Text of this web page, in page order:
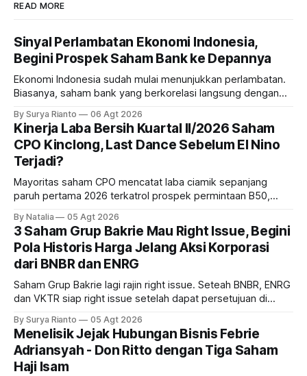
READ MORE
Sinyal Perlambatan Ekonomi Indonesia,
Begini Prospek Saham Bank ke Depannya
Ekonomi Indonesia sudah mulai menunjukkan perlambatan.
Biasanya, saham bank yang berkorelasi langsung dengan
bank ke depannya?
By Surya Rianto 06 Agt 2026
Kinerja Laba Bersih Kuartal II/2026 Saham
CPO Kinclong, Last Dance Sebelum El Nino
Terjadi?
Mayoritas saham CPO mencatat laba ciamik sepanjang
paruh pertama 2026 terkatrol prospek permintaan B50,
diprediksi semakin terlihat mendekati 2027. Kira-kira gimana
prospeknya? apakah masih menarik dilirik sektor ini?
By Natalia 05 Agt 2026
3 Saham Grup Bakrie Mau Right Issue, Begini
Pola Historis Harga Jelang Aksi Korporasi
dari BNBR dan ENRG
Saham Grup Bakrie lagi rajin right issue. Seteah BNBR, ENRG
dan VKTR siap right issue setelah dapat persetujuan di
pola saham Grup Bakrie jelang right issue
By Surya Rianto 05 Agt 2026
Menelisik Jejak Hubungan Bisnis Febrie
Adriansyah - Don Ritto dengan Tiga Saham
Haji Isam